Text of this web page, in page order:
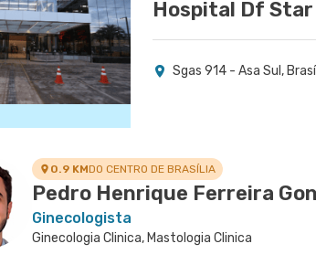
Hospital Df Star
Sgas 914 - Asa Sul,
0.9 KMDO CENTRO DE BRASÍLIA
Pedro Henrique Ferreira
Ginecologista
Ginecologia Clinica, Mastologia Clinica